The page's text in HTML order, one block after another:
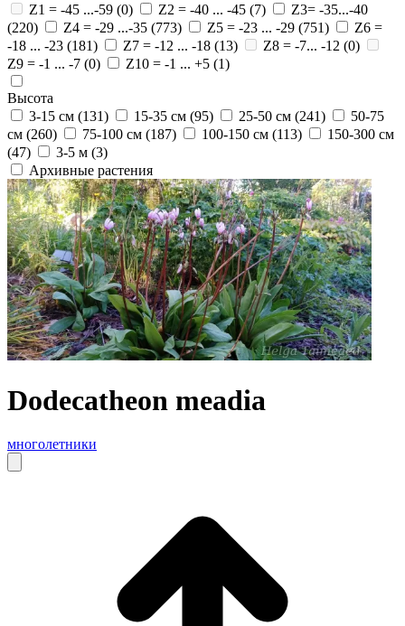
Z1 = -45 ...-59 (0) Z2 = -40 ... -45 (7)
Z3= -35...-40
(220)
Z4 = -29 ...-35 (773) Z5 = -23 ... -29 (751)
Z6 =
-18 ... -23 (181) Z7 = -12 ... -18 (13) Z8 = -7... -12 (0)
Z9 = -1 ... -7 (0) Z10 = -1 ... +5 (1)
Высота
3-15 см (131) 15-35 см (95) 25-50 см (241)
50-75
см (260) 75-100 см (187) 100-150 см (113)
150-300 см
(47)
3-5 м (3)
Архивные растения
Dodecatheon meadia
многолетники